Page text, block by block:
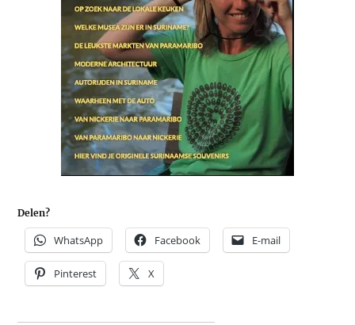
Delen?
WhatsApp Facebook E-mail
Pinterest X